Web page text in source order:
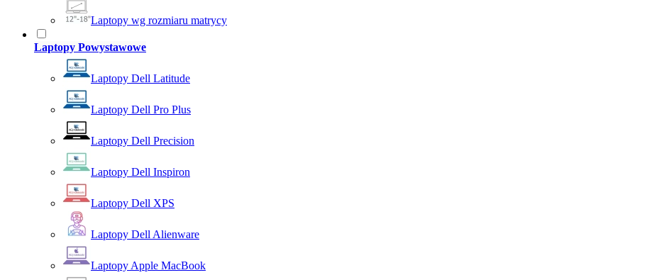
Laptopy wg rozmiaru matrycy
Laptopy Powystawowe
Laptopy Dell Latitude
Laptopy Dell Pro Plus
Laptopy Dell Precision
Laptopy Dell Inspiron
Laptopy Dell XPS
Laptopy Dell Alienware
Laptopy Apple MacBook